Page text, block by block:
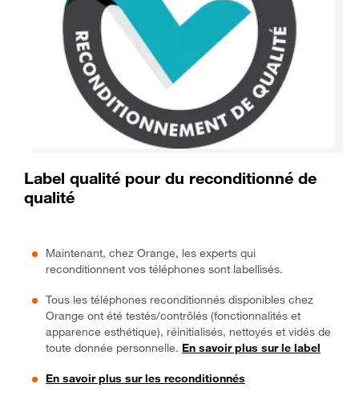
Label qualité pour du reconditionné de
qualité
Maintenant, chez Orange, les experts qui
reconditionnent vos téléphones sont labellisés.
Tous les téléphones reconditionnés disponibles chez
Orange ont été testés/contrôlés (fonctionnalités et
apparence esthétique), réinitialisés, nettoyés et vidés de
toute donnée personnelle. En savoir plus sur le label
En savoir plus sur les reconditionnés